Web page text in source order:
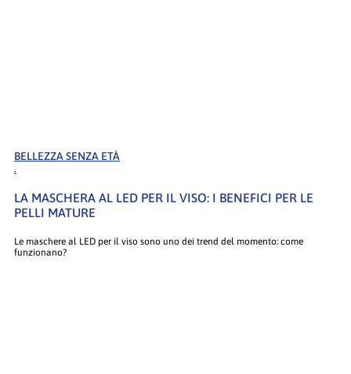
BELLEZZA SENZA ETÀ
.
LA MASCHERA AL LED PER IL VISO: I BENEFICI PER LE
PELLI MATURE
Le maschere al LED per il viso sono uno dei trend del momento: come
funzionano?